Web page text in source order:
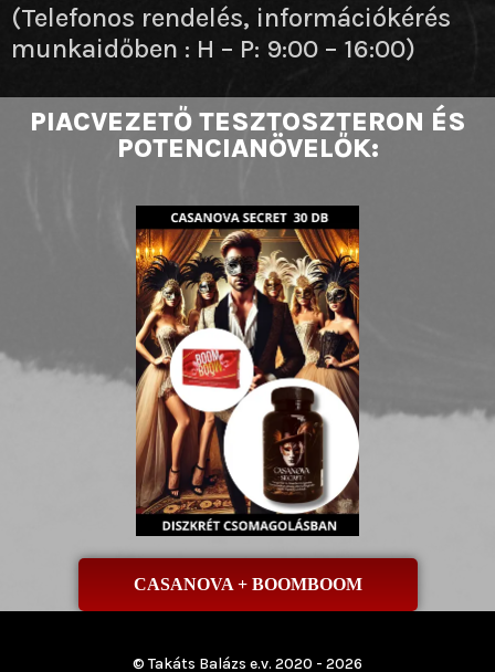
PIACVEZETŐ TESZTOSZTERON ÉS
POTENCIANÖVELŐK:
CASANOVA + BOOMBOOM
(Telefonos rendelés, információkérés
munkaidőben : H – P: 9:00 – 16:00)
© Takáts Balázs e.v. 2020 - 2026